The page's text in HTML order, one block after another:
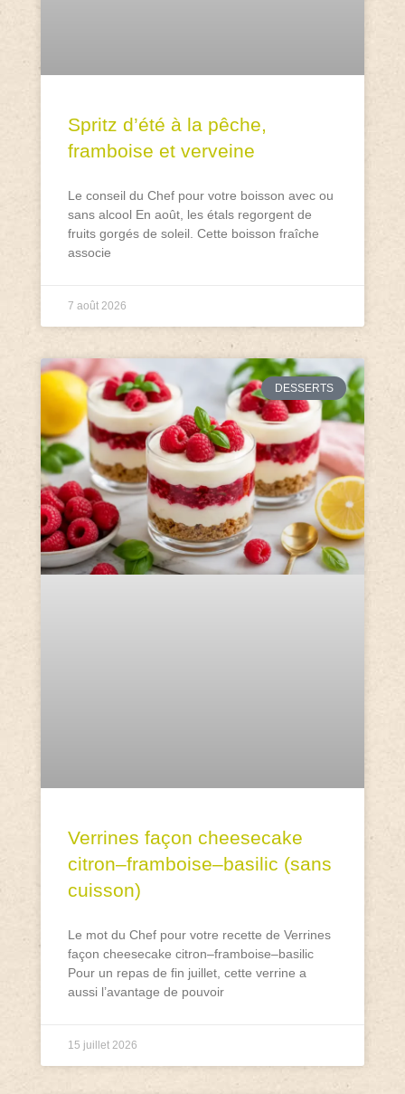
Spritz d’été à la pêche,
framboise et verveine
Le conseil du Chef pour votre boisson avec ou
sans alcool En août, les étals regorgent de
fruits gorgés de soleil. Cette boisson fraîche
associe
7 août 2026
DESSERTS
Verrines façon cheesecake
citron–framboise–basilic (sans
cuisson)
Le mot du Chef pour votre recette de Verrines
façon cheesecake citron–framboise–basilic
Pour un repas de fin juillet, cette verrine a
aussi l’avantage de pouvoir
15 juillet 2026